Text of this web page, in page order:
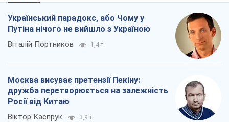
Український парадокс, або Чому у
Путіна нічого не вийшло з Україною
Віталій Портников 1,4 т.
Москва висуває претензії Пекіну:
дружба перетворюється на залежність
Росії від Китаю
Віктор Каспрук 3,9 т.